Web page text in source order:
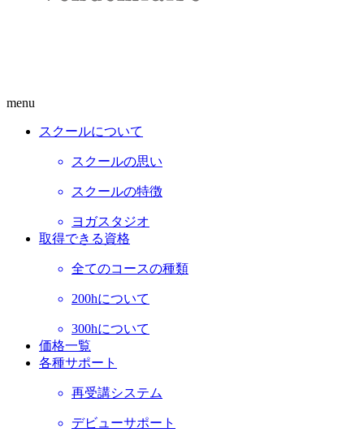
menu
スクールについて
スクールの思い
スクールの特徴
ヨガスタジオ
取得できる資格
全てのコースの種類
200hについて
300hについて
価格一覧
各種サポート
再受講システム
デビューサポート